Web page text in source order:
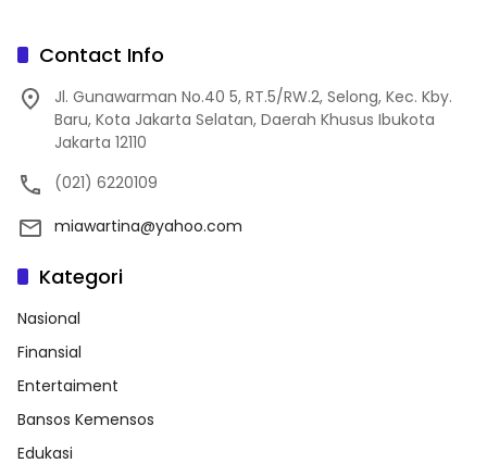
Contact Info
Jl. Gunawarman No.40 5, RT.5/RW.2, Selong, Kec. Kby.
Baru, Kota Jakarta Selatan, Daerah Khusus Ibukota
Jakarta 12110
(021) 6220109
miawartina@yahoo.com
Kategori
Nasional
Finansial
Entertaiment
Bansos Kemensos
Edukasi